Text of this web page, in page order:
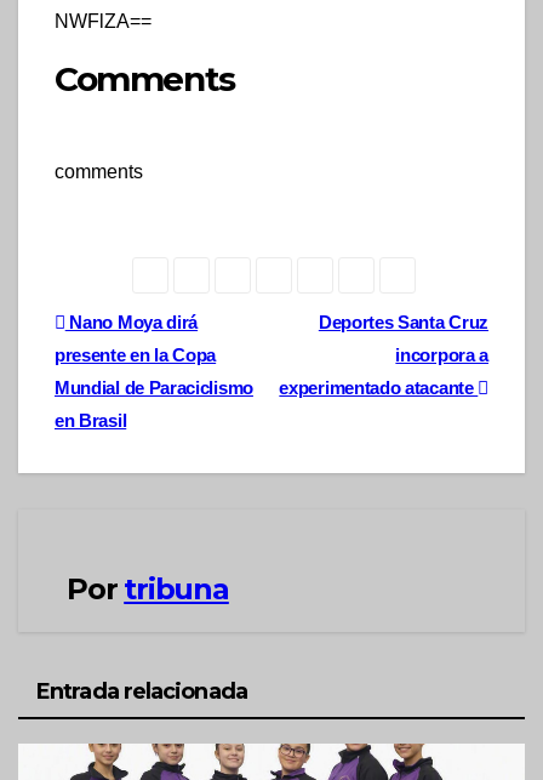
NWFlZA==
Comments
comments
Navegación
de
entradas
Deportes Santa Cruz
incorpora a
experimentado atacante
Nano Moya dirá
presente en la Copa
Mundial de Paraciclismo
en Brasil
Por tribuna
Entrada relacionada